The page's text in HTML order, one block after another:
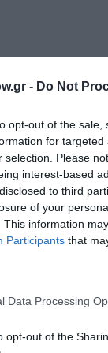
- Do Not
opt-out of the
for
selection. Please
interest-based
to third
of your
This information
Participants that
Data Processing
opt-out of the
Μαστίχας
με τίτλο
για πρώτη
ατμόσφαιρα
ο οποίος
ότι το
επιμέλεια
επιμέλεια